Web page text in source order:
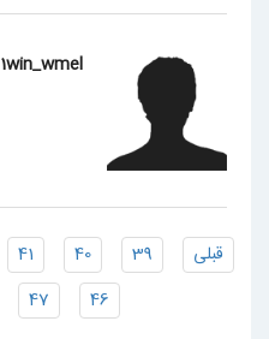
1win_wmel
قبلی 39
40
41
46
47